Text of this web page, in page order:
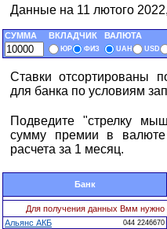
Данные на 11 лютого
СУММА ВКЛАДЧИК ВАЛЮТА
ЮР ФИЗ UAH USD
Ставки отсортированы
для банка по условиям
Подведите "стрелку
сумму премии в
расчета за 1 месяц.
Банк
Для получения данных Вмм нужно
Альянс АКБ
044 2246670